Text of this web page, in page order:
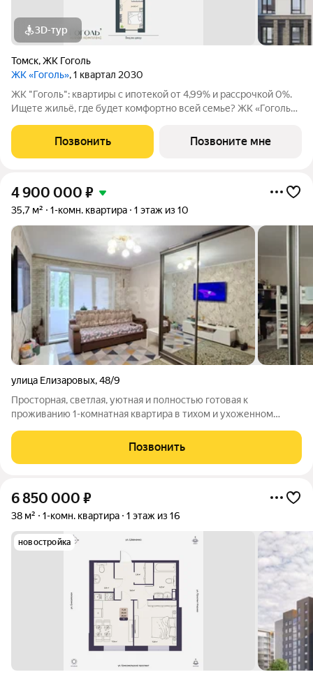
3D-тур
Томск,ЖК Гоголь
ЖК «Гоголь», 1 квартал 2030
ЖК "Гоголь": квартиры с ипотекой от 4,99% и рассрочкой 0%.
Ищете жильё, где будет комфортно всей семье? ЖК «Гоголь»
удобство. Представьте утро: ребёнок идёт в школу 5 минут
пешком, вы пьёте
Позвонить Позвоните мне
4 900 000 ₽
35,7 м² 1-комн. квартира 1 этаж из 10
улица Елизаровых,48/9
Просторная, светлая, уютная и полностью готовая к
проживанию 1-комнатная квартира в тихом и ухоженном
Позвонить
6 850 000 ₽
38 м² 1-комн. квартира 1 этаж из 16
новостройка